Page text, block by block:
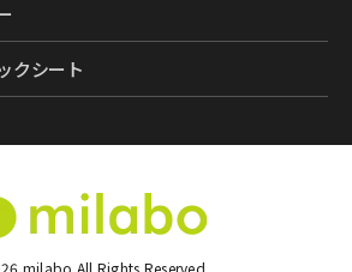
クシート
milabo All Rights Reserved.